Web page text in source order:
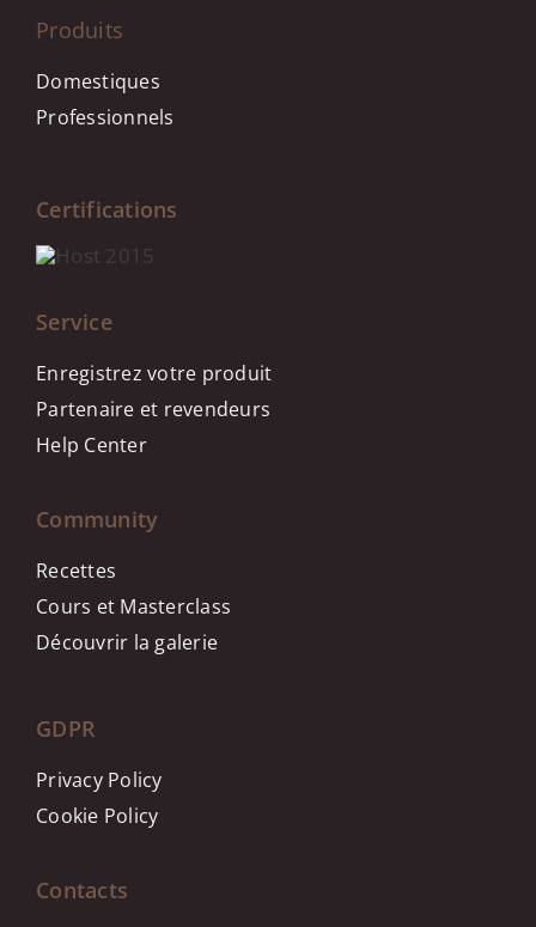
Produits
Domestiques
Professionnels
Certifications
Service
Enregistrez votre produit
Partenaire et revendeurs
Help Center
Community
Recettes
Cours et Masterclass
Découvrir la galerie
GDPR
Privacy Policy
Cookie Policy
Contacts